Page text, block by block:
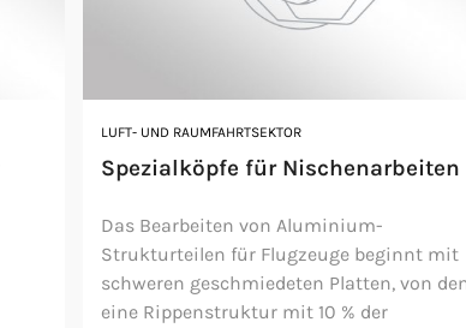
LUFT- UND RAUMFAHRTSEKTOR
Spezialköpfe für Nischenarbeiten
Das Bearbeiten von Aluminium-
Strukturteilen für Flugzeuge beginnt mit
schweren geschmiedeten Platten, von
eine Rippenstruktur mit 10 % der